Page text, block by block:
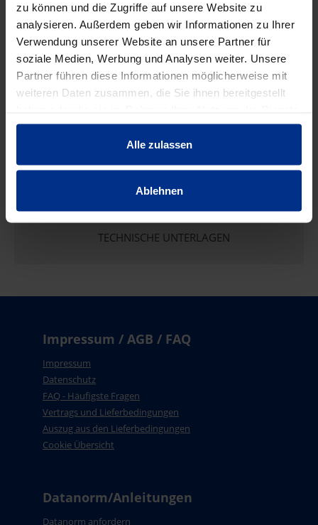
zu können und die Zugriffe auf unsere Website zu
analysieren. Außerdem geben wir Informationen zu Ihrer
Verwendung unserer Website an unsere Partner für
soziale Medien, Werbung und Analysen weiter. Unsere
Partner führen diese Informationen möglicherweise mit
weiteren Daten zusammen, die Sie ihnen bereitgestellt
gesammelt haben.
Alle zulassen
Ablehnen
MINUS PLUS
Min.: 1 Stück
84,80 €
pro 1 Stück (exkl. Mwst.)
AAJ
Code
TECHNISCHE UNTERLAGEN
Impressum / AGB / FAQ
Impressum
Datenschutz
FAQ - Häufigste Fragen
Vertrags und Lieferbedingungen
Auszug aus den Lieferbedingungen
Cookie Übersicht
Datanorm/Anleitungen
Datanorm anfordern